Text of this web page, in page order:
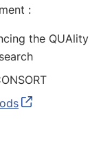
:
the QUAlity